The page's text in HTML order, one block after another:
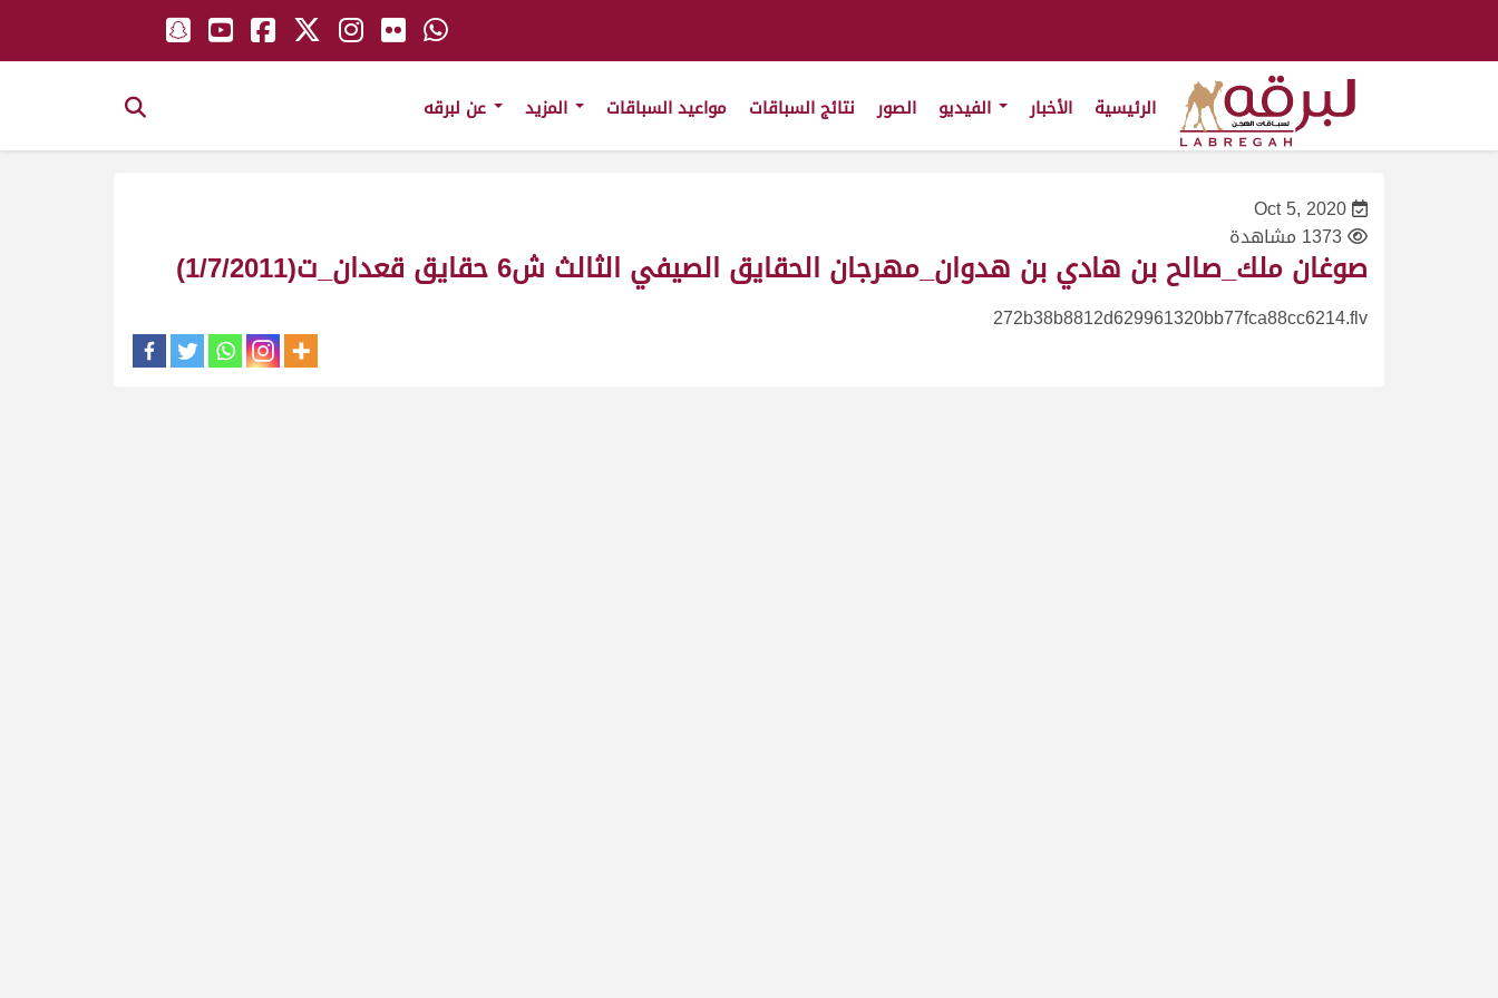
الرئيسية الأخبار الصور نتائج السباقات مواعيد السباقات
Oct 5, 2020
1373 مشاهدة
صوغان ملك_صالح بن هادي بن هدوان_مهرجان الحقايق الصيفي الثالث ش6 حقايق قعدان_ت(1/7/2011)
272b38b8812d629961320bb77fca88cc6214.flv